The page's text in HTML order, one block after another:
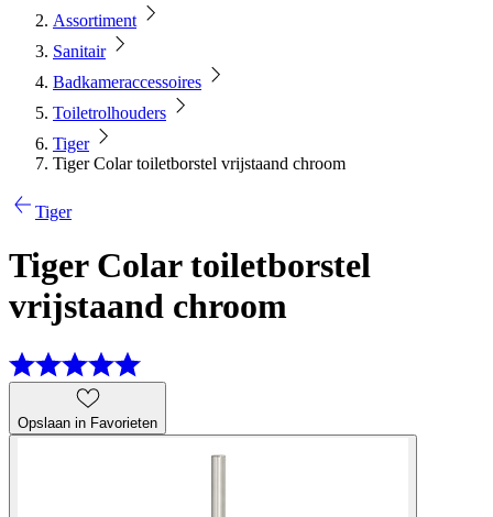
Assortiment
Sanitair
Badkameraccessoires
Toiletrolhouders
Tiger
Tiger Colar toiletborstel vrijstaand chroom
Tiger
Tiger Colar toiletborstel
vrijstaand chroom
Opslaan in Favorieten